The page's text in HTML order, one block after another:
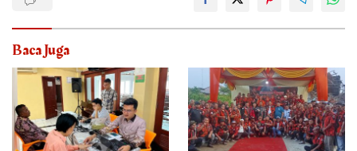
Baca Juga